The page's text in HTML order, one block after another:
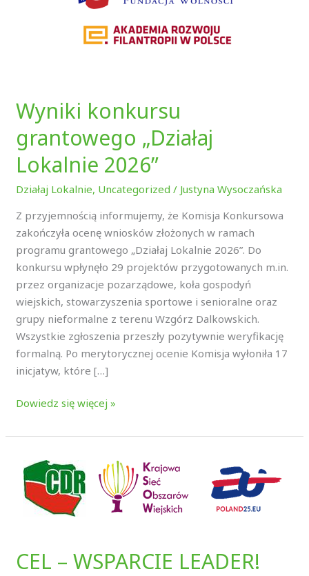
Wyniki konkursu
grantowego „Działaj
Lokalnie 2026”
Działaj Lokalnie, Uncategorized / Justyna Wysoczańska
Z przyjemnością informujemy, że Komisja Konkursowa
zakończyła ocenę wniosków złożonych w ramach
programu grantowego „Działaj Lokalnie 2026”. Do
konkursu wpłynęło 29 projektów przygotowanych m.in.
przez organizacje pozarządowe, koła gospodyń
wiejskich, stowarzyszenia sportowe i senioralne oraz
grupy nieformalne z terenu Wzgórz Dalkowskich.
Wszystkie zgłoszenia przeszły pozytywnie weryfikację
formalną. Po merytorycznej ocenie Komisja wyłoniła 17
inicjatyw, które […]
Dowiedz się więcej »
CEL – WSPARCIE LEADER!
WSPARCIE
LEADER!